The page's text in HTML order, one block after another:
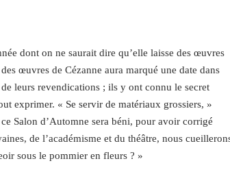
dont on ne saurait dire qu’elle laisse des œuvres
œuvres de Cézanne aura marqué une date dans
leurs revendications ; ils y ont connu le secret
exprimer. « Se servir de matériaux grossiers, »
Salon d’Automne sera béni, pour avoir corrigé
de l’académisme et du théâtre, nous
sous le pommier en fleurs ? »